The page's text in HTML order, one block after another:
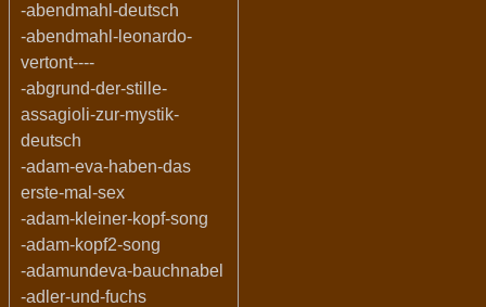
-abendmahl-deutsch
-abendmahl-leonardo-
vertont----
-abgrund-der-stille-
assagioli-zur-mystik-
deutsch
-adam-eva-haben-das
erste-mal-sex
-adam-kleiner-kopf-song
-adam-kopf2-song
-adamundeva-bauchnabel
-adler-und-fuchs